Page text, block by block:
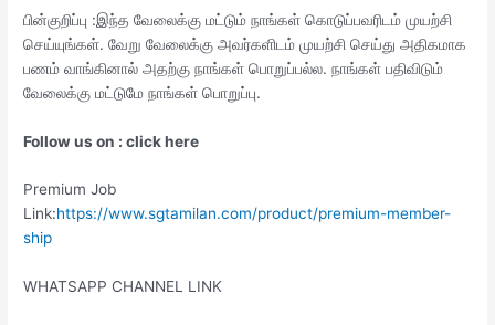
பின்குறிப்பு :இந்த வேலைக்கு மட்டும் நாங்கள் கொடுப்பவரிடம் முயற்சி
செய்யுங்கள். வேறு வேலைக்கு அவர்களிடம் முயற்சி செய்து அதிகமாக
பணம் வாங்கினால் அதற்கு நாங்கள் பொறுப்பல்ல. நாங்கள் பதிவிடும்
வேலைக்கு மட்டுமே நாங்கள் பொறுப்பு.
Follow us on : click here
Premium Job
Link:https://www.sgtamilan.com/product/premium-member-
ship
WHATSAPP CHANNEL LINK